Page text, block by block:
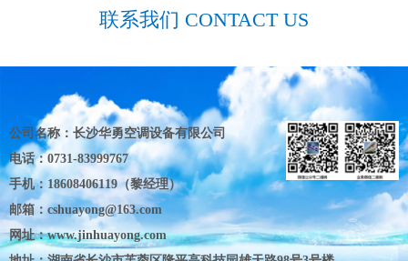
联系我们 CONTACT US
公司名称：长沙华勇空调设备有限公司
电话：0731-83999767
手机：18608406119（黎经理）
邮箱：cshuayong@163.com
网址：www.jinhuayong.com